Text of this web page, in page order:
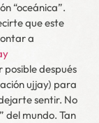
“oceánica”.
que este
a
posible después
ujjay) para
sentir. No
del mundo. Tan